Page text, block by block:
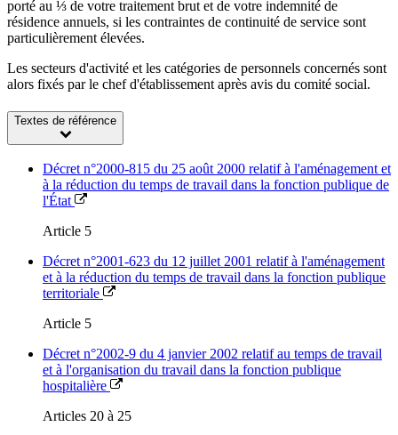
porté au ⅓ de votre traitement brut et de votre indemnité de
résidence annuels, si les contraintes de continuité de service sont
particulièrement élevées.
Les secteurs d'activité et les catégories de personnels concernés sont
alors fixés par le chef d'établissement après avis du comité social.
Textes de référence
Décret n°2000-815 du 25 août 2000 relatif à l'aménagement et
à la réduction du temps de travail dans la fonction publique de
l'État
Article 5
Décret n°2001-623 du 12 juillet 2001 relatif à l'aménagement
et à la réduction du temps de travail dans la fonction publique
territoriale
Article 5
Décret n°2002-9 du 4 janvier 2002 relatif au temps de travail
et à l'organisation du travail dans la fonction publique
hospitalière
Articles 20 à 25